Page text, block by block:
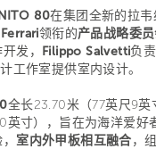
80在集团全新的拉
领衔的产品战略委
发， Filippo Salvetti负
工作室提供室内设计。
全长23.70米（77英尺9英
英寸），旨在为海洋爱好
室内外甲板相互融合，